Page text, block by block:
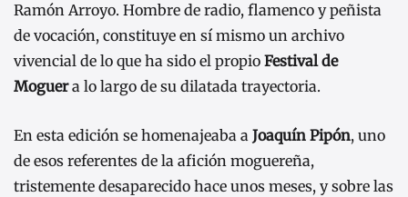
Ramón Arroyo. Hombre de radio, flamenco y peñista
de vocación, constituye en sí mismo un archivo
vivencial de lo que ha sido el propio Festival de
Moguera lo largo de su dilatada trayectoria.
En esta edición se homenajeaba a Joaquín Pipón, uno
de esos referentes de la afición moguereña,
tristemente desaparecido hace unos meses, y sobre las